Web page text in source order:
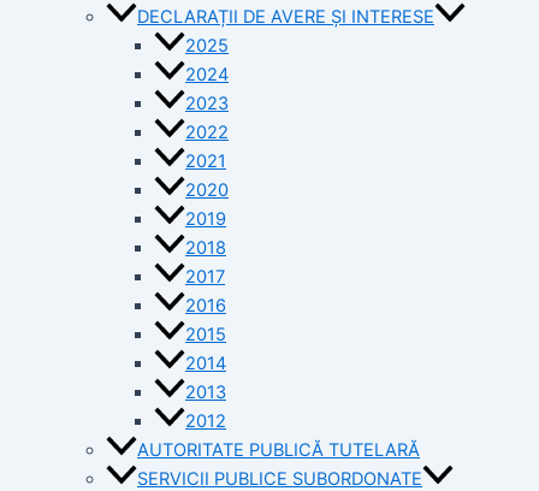
DECLARAȚII DE AVERE ȘI INTERESE
2025
2024
2023
2022
2021
2020
2019
2018
2017
2016
2015
2014
2013
2012
AUTORITATE PUBLICĂ TUTELARĂ
SERVICII PUBLICE SUBORDONATE